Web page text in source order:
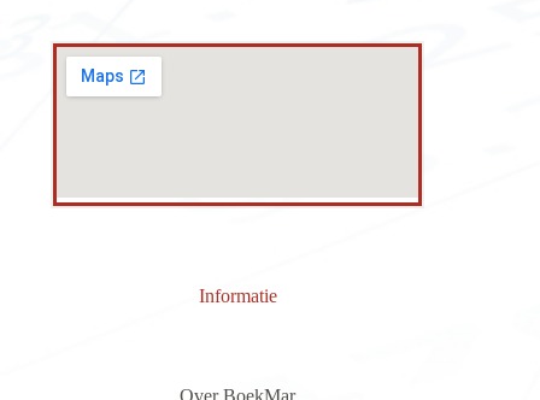
Informatie